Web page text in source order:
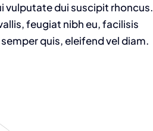
vulputate dui suscipit rhoncus.
feugiat nibh eu, facilisis
quis, eleifend vel diam.